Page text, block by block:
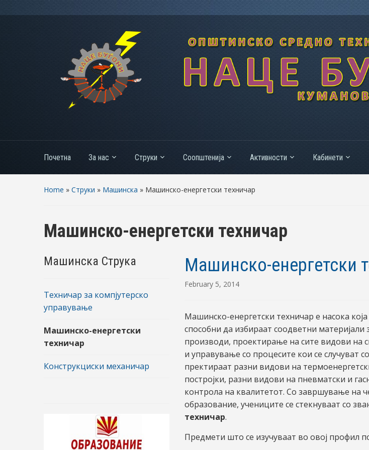
Почетна За нас Струки Соопштенија Активности Кабинети
Home » Струки » Машинска » Машинско-енергетски техничар
Машинско-енергетски техничар
Машинска Струка
Техничар за компјутерско
управување
Машинско-енергетски
техничар
Конструкциски механичар
Машинско-енергетски
February 5, 2014
Машинско-енергетски техничар е насока
способни да избираат соодветни
производи, проектирање на сите видови на
и управување со процесите кои се случуват
пректираат разни видови на
постројки, разни видови на пневматски и
контрола на квалитетот. Со завршување на
образование, учениците се стекнуваат со
техничар.
Предмети што се изучуваат во овој профил